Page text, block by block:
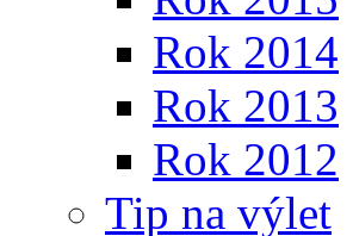
Rok 2014
Rok 2013
Rok 2012
Tip na výlet